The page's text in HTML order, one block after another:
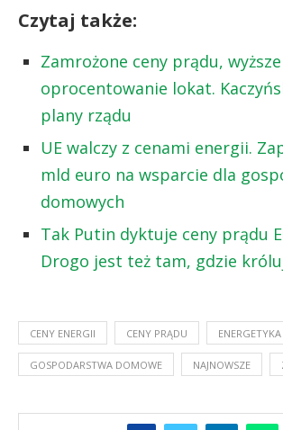
Czytaj także:
Zamrożone ceny prądu, wyższe
oprocentowanie lokat.
plany rządu
UE walczy z cenami energii.
mld euro na wsparcie dla
domowych
Tak Putin dyktuje ceny prądu
Drogo jest też tam, gdzie
CENY ENERGII CENY PRĄDU ENERGETYKA
GOSPODARSTWA DOMOWE NAJNOWSZE